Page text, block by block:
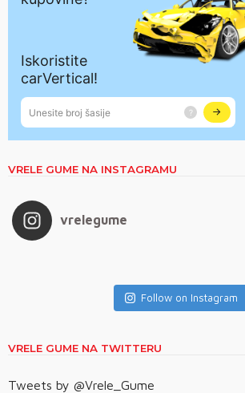
VRELE GUME NA INSTAGRAMU
vrelegume
Follow on Instagram
VRELE GUME NA TWITTERU
Tweets by @Vrele_Gume